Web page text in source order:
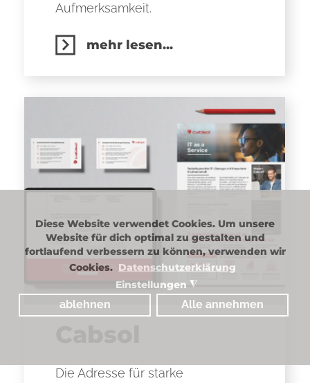
Diese Website verwendet Cookies. Um unsere
Website für dich optimal zu gestalten und
fortlaufend verbessern zu können, verwenden wir
Cookies. Datenschutzerklärung
Einstellungen ◮
ablehnen Alle annehmen
Aufmerksamkeit.
mehr lesen...
Die Adresse für starke